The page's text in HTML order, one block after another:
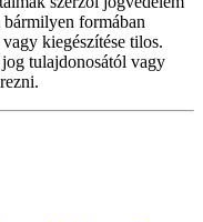
formában
kiegészítése tilos.
tulajdonosától vagy